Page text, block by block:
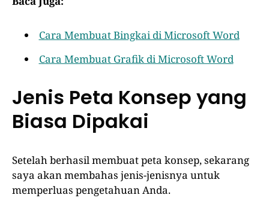
Cara Membuat Bingkai di Microsoft Word
Cara Membuat Grafik di Microsoft Word
Jenis Peta Konsep yang
Biasa Dipakai
Setelah berhasil membuat peta konsep, sekarang
saya akan membahas jenis-jenisnya untuk
memperluas pengetahuan Anda.